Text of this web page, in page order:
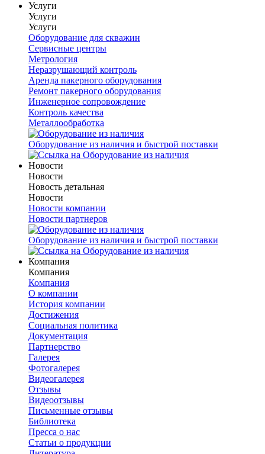
Услуги
Услуги
Услуги
Оборудование для скважин
Сервисные центры
Метрология
Неразрушающий контроль
Аренда пакерного оборудования
Ремонт пакерного оборудования
Инженерное сопровождение
Контроль качества
Металлообработка
Оборудование из наличия и быстрой поставки
Новости
Новости
Новость детальная
Новости
Новости компании
Новости партнеров
Оборудование из наличия и быстрой поставки
Компания
Компания
Компания
О компании
История компании
Достижения
Социальная политика
Документация
Партнерство
Галерея
Фотогалерея
Видеогалерея
Отзывы
Видеоотзывы
Письменные отзывы
Библиотека
Пресса о нас
Статьи о продукции